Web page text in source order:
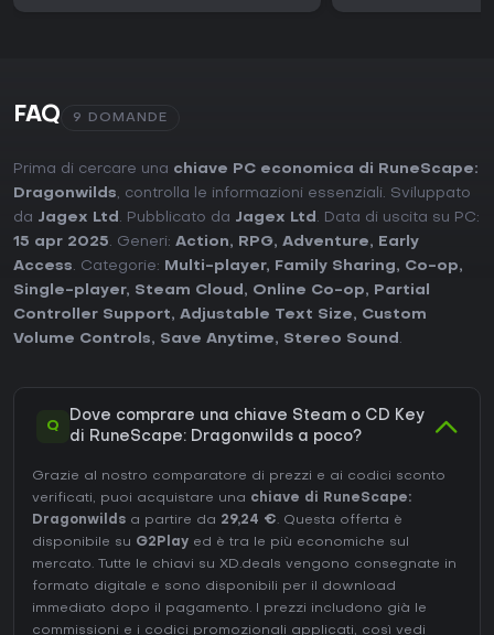
FAQ 9 DOMANDE
Prima di cercare una chiave PC economica di RuneScape:
Dragonwilds, controlla le informazioni essenziali. Sviluppato
da Jagex Ltd . Pubblicato da Jagex Ltd . Data di uscita su PC:
15 apr 2025. Generi: Action, RPG, Adventure,
Early
Access. Categorie: Multi-player, Family Sharing, Co-op,
Single-player, Steam Cloud , Online Co-op,
Partial
Controller Support, Adjustable Text Size, Custom
Volume Controls, Save Anytime, Stereo Sound .
Q
Dove comprare una chiave Steam o CD Key
di RuneScape: Dragonwilds a poco?
Grazie al nostro comparatore di prezzi e ai codici sconto
verificati, puoi acquistare una chiave di RuneScape:
Dragonwilds a partire da 29,24 €. Questa offerta è
disponibile su G2Play ed è tra le più economiche sul
mercato. Tutte le chiavi su XD.deals vengono consegnate in
formato digitale e sono disponibili per il download
immediato dopo il pagamento. I prezzi includono già le
commissioni e i codici promozionali applicati, così vedi